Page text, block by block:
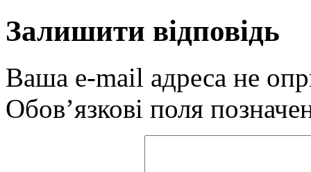
Залишити відповідь
Ваша e-mail адреса не
Обов’язкові поля